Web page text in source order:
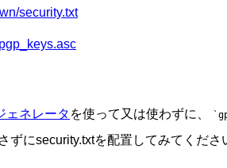
security.txt
ェネレータ を使って又は使わずに、
ずにsecurity.txtを配置してみてくださ